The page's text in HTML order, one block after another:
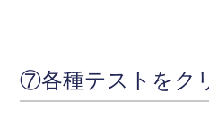
⑦各種テストをク